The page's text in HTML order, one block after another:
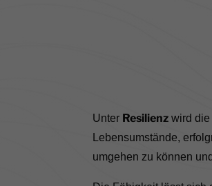
Unter Resilienz wird die
Lebensumstände,
umgehen zu können